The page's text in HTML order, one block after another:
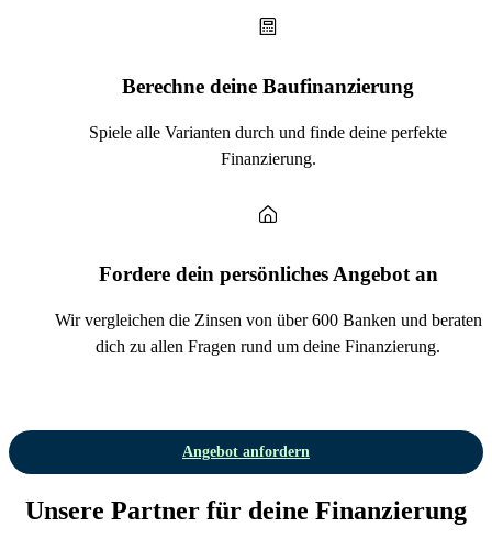
Berechne deine Baufinanzierung
Spiele alle Varianten durch und finde deine perfekte
Finanzierung.
Fordere dein persönliches Angebot an
Wir vergleichen die Zinsen von über 600 Banken und beraten
dich zu allen Fragen rund um deine Finanzierung.
Angebot anfordern
Unsere Partner für deine Finanzierung